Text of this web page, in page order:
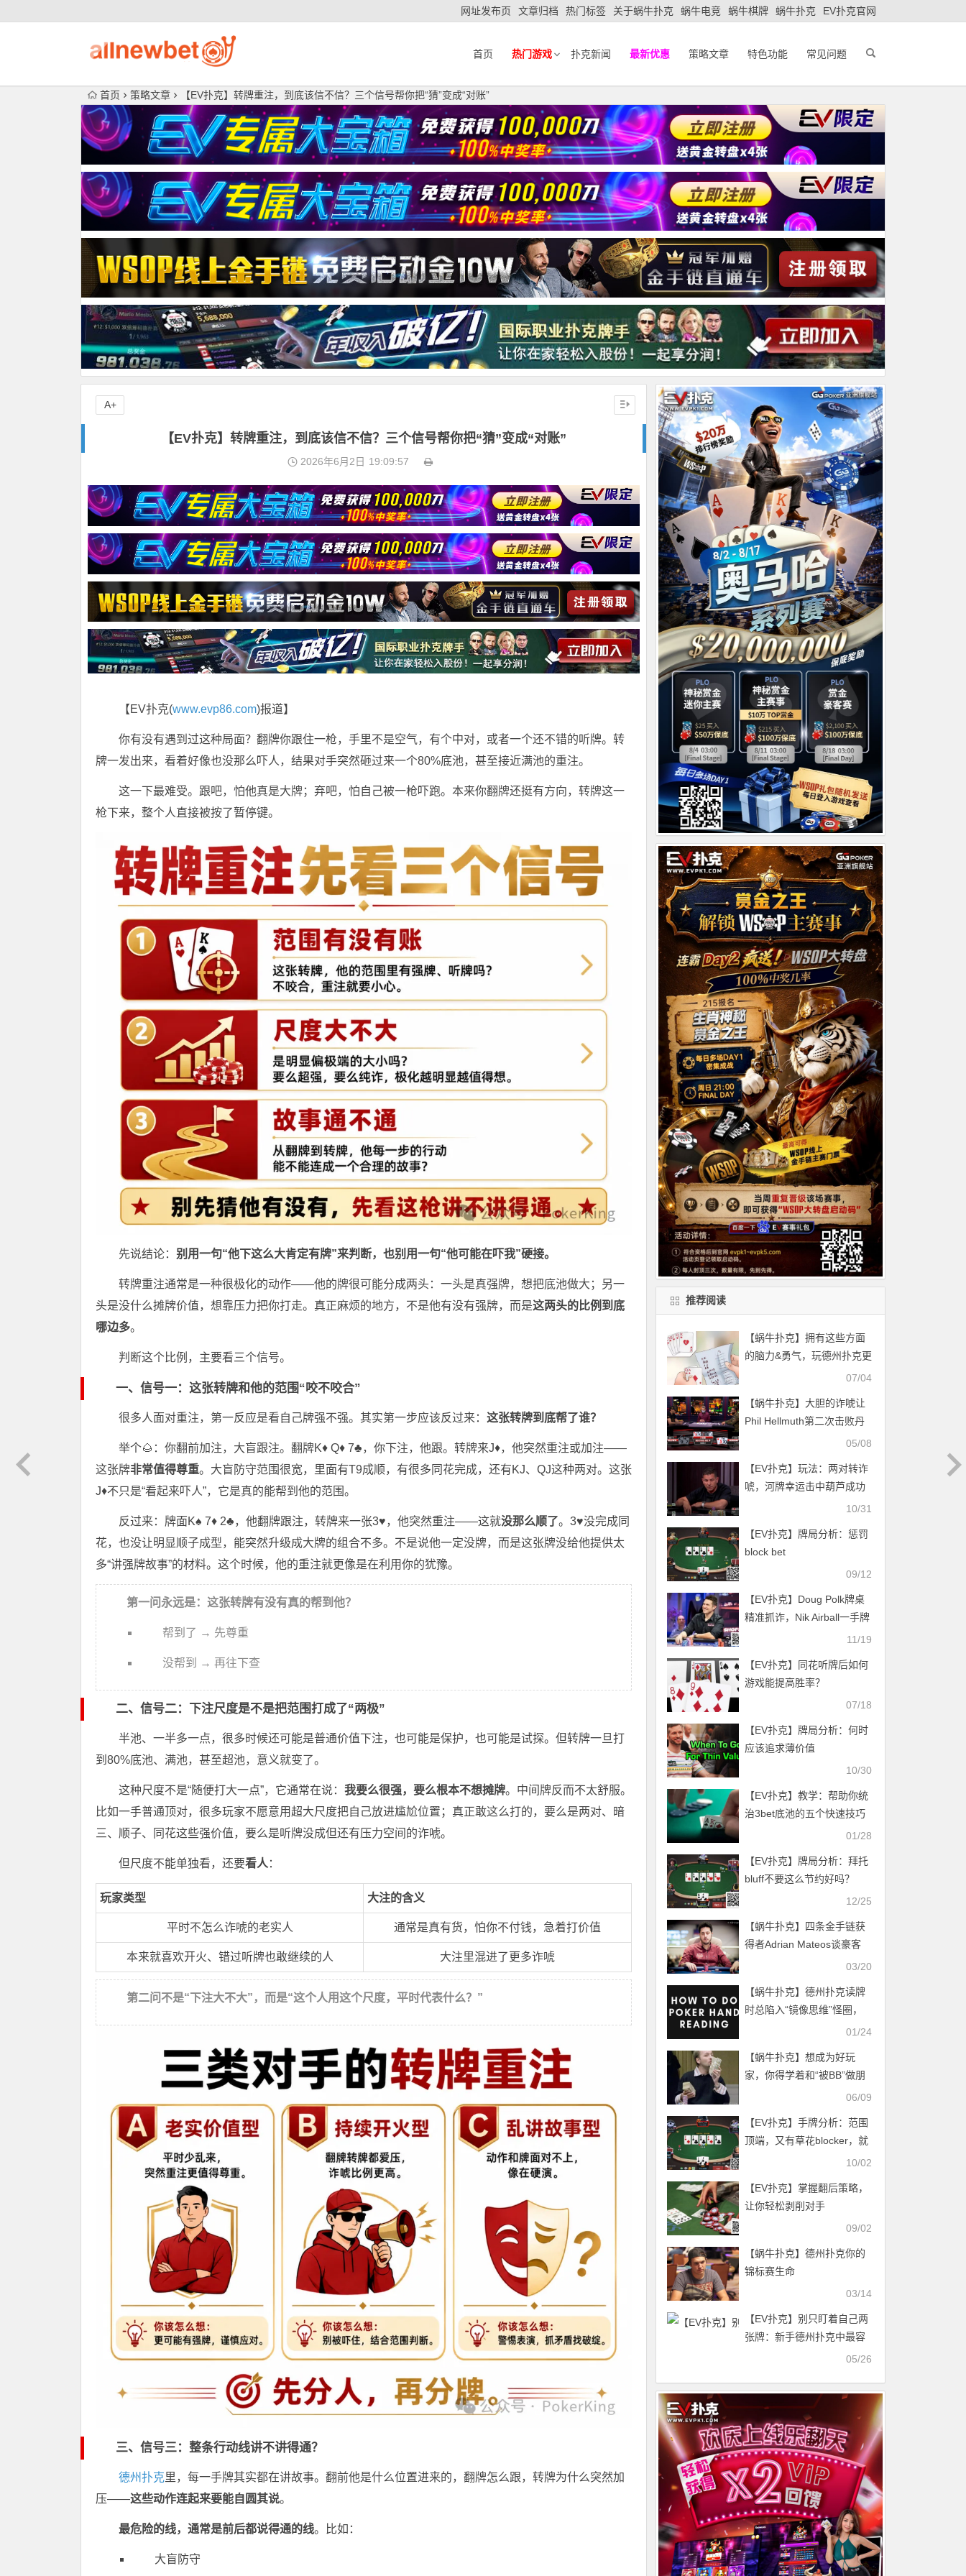
网址发布页 文章归档 热门标签 关于蜗牛扑克 蜗牛电竞 蜗牛棋牌 蜗牛扑克 EV扑克官网
首页 热门游戏 扑克新闻 最新优惠 策略文章 特色功能 常见问题
首页 策略文章 【EV扑克】转牌重注，到底该信不信？三个信号帮你把“猜”变成“对账”
【EV扑克】转牌重注，到底该信不信？三个信号帮你把“猜”变成“对账”
2026年6月2日 19:09:57
【EV扑克(www.evp86.com)报道】
你有没有遇到过这种局面？翻牌你跟住一枪，手里不是空气，有个中对，或者一个还不错的听牌。转
牌一发出来，看着好像也没那么吓人，结果对手突然砸过来一个80%底池，甚至接近满池的重注。
这一下最难受。跟吧，怕他真是大牌；弃吧，怕自己被一枪吓跑。本来你翻牌还挺有方向，转牌这一
枪下来，整个人直接被按了暂停键。
先说结论： 别用一句“他下这么大肯定有牌”来判断，也别用一句“他可能在吓我”硬接。
转牌重注通常是一种很极化的动作——他的牌很可能分成两头：一头是真强牌，想把底池做大；另一
头是没什么摊牌价值，想靠压力把你打走。真正麻烦的地方，不是他有没有强牌，而是这两头的比例到底
哪边多。
判断这个比例，主要看三个信号。
一、信号一：这张转牌和他的范围“咬不咬合”
很多人面对重注，第一反应是看自己牌强不强。其实第一步应该反过来： 这张转牌到底帮了谁？
举个🌰：你翻前加注，大盲跟注。翻牌K♦ Q♦ 7♣，你下注，他跟。转牌来J♦，他突然重注或加注——
这张牌非常值得尊重。大盲防守范围很宽，里面有T9成顺，有很多同花完成，还有KJ、QJ这种两对。这张
J♦不只是“看起来吓人”，它是真的能帮到他的范围。
反过来：牌面K♠ 7♦ 2♣，他翻牌跟注，转牌来一张3♥，他突然重注——这就没那么顺了。3♥没完成同
花，也没让明显顺子成型，能突然升级成大牌的组合不多。不是说他一定没牌，而是这张牌没给他提供太
多“讲强牌故事”的材料。这个时候，他的重注就更像是在利用你的犹豫。
第一问永远是：这张转牌有没有真的帮到他？
帮到了 → 先尊重
没帮到 → 再往下查
二、信号二：下注尺度是不是把范围打成了“两极”
半池、一半多一点，很多时候还可能是普通价值下注，也可能是保护，也可能是试探。但转牌一旦打
到80%底池、满池，甚至超池，意义就变了。
这种尺度不是“随便打大一点”，它通常在说： 我要么很强，要么根本不想摊牌。中间牌反而不太舒服。
比如一手普通顶对，很多玩家不愿意用超大尺度把自己放进尴尬位置；真正敢这么打的，要么是两对、暗
三、顺子、同花这些强价值，要么是听牌没成但还有压力空间的诈唬。
但尺度不能单独看，还要看人 ：
玩家类型 大注的含义
平时不怎么诈唬的老实人 通常是真有货，怕你不付钱，急着打价值
本来就喜欢开火、错过听牌也敢继续的人 大注里混进了更多诈唬
第二问不是“下注大不大”，而是“这个人用这个尺度，平时代表什么？”
三、信号三：整条行动线讲不讲得通？
德州扑克里，每一手牌其实都在讲故事。翻前他是什么位置进来的，翻牌怎么跟，转牌为什么突然加
压——这些动作连起来要能自圆其说。
最危险的线，通常是前后都说得通的线。比如：
大盲防守
A+
推荐阅读
【蜗牛扑克】拥有这些方面
的脑力&勇气，玩德州扑克更
07/04
【蜗牛扑克】大胆的诈唬让
Phil Hellmuth第二次击败丹
05/08
【EV扑克】玩法：两对转诈
唬，河牌幸运击中葫芦成功
10/31
【EV扑克】牌局分析：惩罚
block bet
09/12
【EV扑克】Doug Polk牌桌
精准抓诈，Nik Airball一手牌
11/19
【EV扑克】同花听牌后如何
游戏能提高胜率？
07/18
【EV扑克】牌局分析：何时
应该追求薄价值
10/30
【EV扑克】教学：帮助你统
治3bet底池的五个快速技巧
01/28
【EV扑克】牌局分析：拜托
bluff不要这么节约好吗？
12/25
【蜗牛扑克】四条金手链获
得者Adrian Mateos谈豪客
赛：其实就是一份普通工作
03/20
【蜗牛扑克】德州扑克读牌
时总陷入“镜像思维”怪圈，
01/24
【蜗牛扑克】想成为好玩
家，你得学着和“被BB”做朋
06/09
【EV扑克】手牌分析：范围
顶端，又有草花blocker，就
10/02
【EV扑克】掌握翻后策略，
让你轻松剥削对手
09/02
【蜗牛扑克】德州扑克你的
锦标赛生命
03/14
【EV扑克】别只盯着自己两
张牌：新手德州扑克中最容
05/26